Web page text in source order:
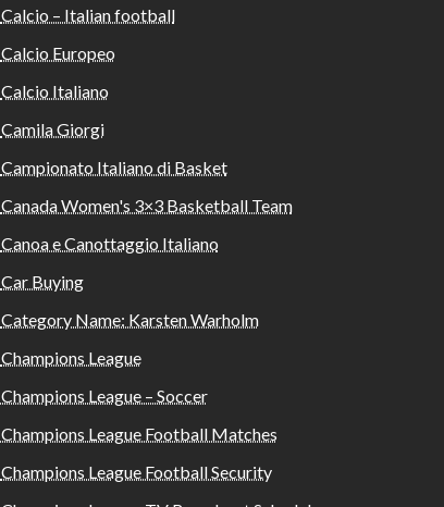
Calcio – Italian football
Calcio Europeo
Calcio Italiano
Camila Giorgi
Campionato Italiano di Basket
Canada Women's 3×3 Basketball Team
Canoa e Canottaggio Italiano
Car Buying
Category Name: Karsten Warholm
Champions League
Champions League – Soccer
Champions League Football Matches
Champions League Football Security